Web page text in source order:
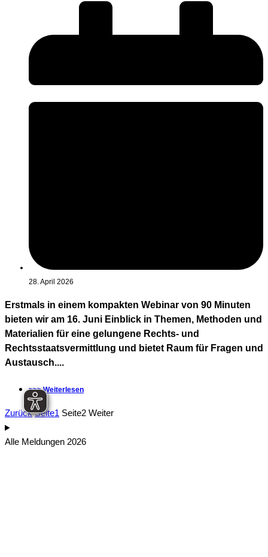
28. April 2026
Erstmals in einem kompakten Webinar von 90 Minuten
bieten wir am 16. Juni Einblick in Themen, Methoden und
Materialien für eine gelungene Rechts- und
Rechtsstaatsvermittlung und bietet Raum für Fragen und
Austausch....
>>> Weiterlesen
Zurück Seite1 Seite2 Weiter
Alle Meldungen 2026